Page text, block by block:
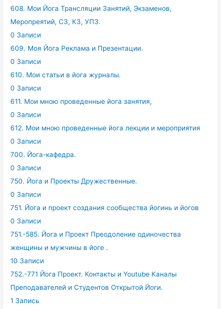
608. Мои Йога Трансляции Занятий, Экзаменов,
Меропреятий, СЗ, КЗ, УПЗ.
0 Записи
609. Моя Йога Реклама и Презентации.
0 Записи
610. Мои статьи в йога журналы.
0 Записи
611. Мои мною проведенные йога занятия,
0 Записи
612. Мои мною проведенные йога лекции и мероприятия
0 Записи
700. Йога-кафедра.
0 Записи
750. Йога и Проекты Дружественные.
0 Записи
751. Йога и проект создания сообщества йогинь и йогов
0 Записи
751.-585. Йога и Проект Преодоление одиночества
женщины и мужчины в йоге .
10 Записи
752.-771 Йога Проект. Контакты и Youtube Каналы
Преподавателей и Студентов Открытой Йоги.
1 Запись